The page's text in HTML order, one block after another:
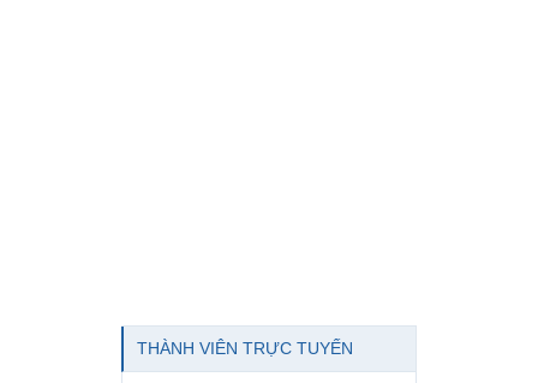
THÀNH VIÊN TRỰC TUYẾN